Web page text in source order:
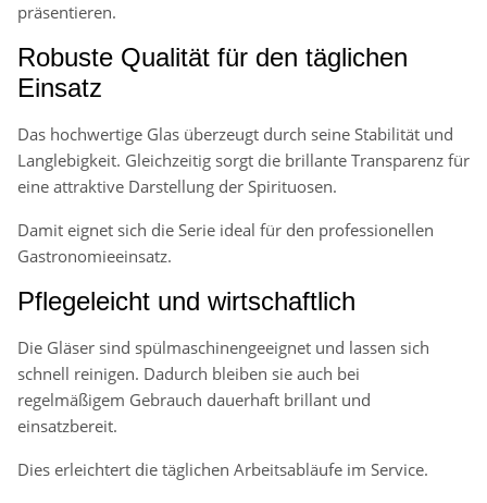
präsentieren.
Robuste Qualität für den täglichen
Einsatz
Das hochwertige Glas überzeugt durch seine Stabilität und
Langlebigkeit. Gleichzeitig sorgt die brillante Transparenz für
eine attraktive Darstellung der Spirituosen.
Damit eignet sich die Serie ideal für den professionellen
Gastronomieeinsatz.
Pflegeleicht und wirtschaftlich
Die Gläser sind spülmaschinengeeignet und lassen sich
schnell reinigen. Dadurch bleiben sie auch bei
regelmäßigem Gebrauch dauerhaft brillant und
einsatzbereit.
Dies erleichtert die täglichen Arbeitsabläufe im Service.